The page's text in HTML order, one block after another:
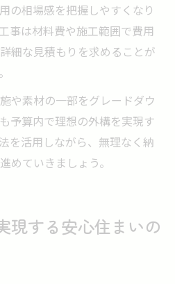
の相場感を把握しやすくなり
事は材料費や施工範囲で費用
細な見積もりを求めることが
や素材の一部をグレードダウ
予算内で理想の外構を実現す
を活用しながら、無理なく納
めていきましょう。
現する安心住まいの